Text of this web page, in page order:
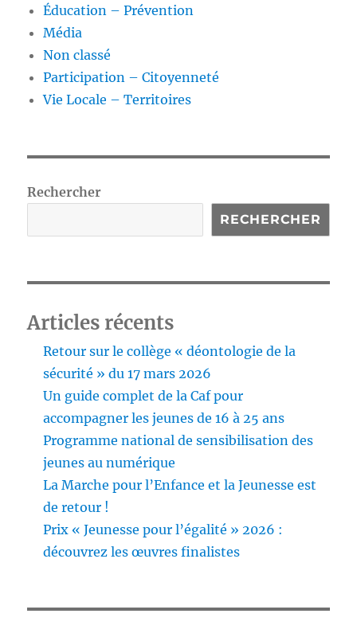
Éducation – Prévention
Média
Non classé
Participation – Citoyenneté
Vie Locale – Territoires
Rechercher
RECHERCHER
Articles récents
Retour sur le collège « déontologie de la
sécurité » du 17 mars 2026
Un guide complet de la Caf pour
accompagner les jeunes de 16 à 25 ans
Programme national de sensibilisation des
jeunes au numérique
La Marche pour l’Enfance et la Jeunesse est
de retour !
Prix « Jeunesse pour l’égalité » 2026 :
découvrez les œuvres finalistes